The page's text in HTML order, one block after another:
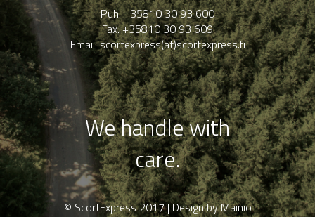
Puh. +35810 30 93 600
Fax. +35810 30 93 609
Email: scortexpress(ät)scortexpress.fi
We handle with
care.
© ScortExpress 2017 | Design by Mainio